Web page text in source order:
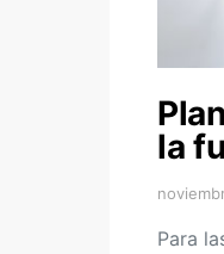
la
Para